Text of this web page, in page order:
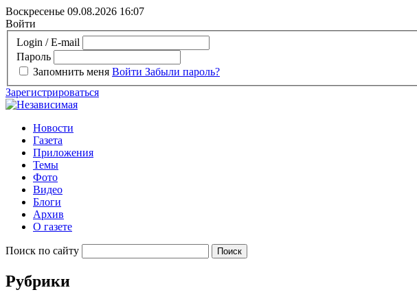
Воскресенье 09.08.2026 16:07
Войти
Login / E-mail
Пароль
Запомнить меня Войти Забыли пароль?
Зарегистрироваться
Новости
Газета
Приложения
Темы
Фото
Видео
Блоги
Архив
О газете
Поиск по сайту
Рубрики